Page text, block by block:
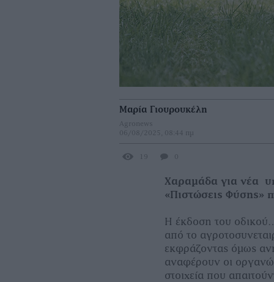
Μαρία Γιουρουκέλη
Agronews
06/08/2025, 08:44 πμ
19 0
Χαραμάδα για νέα
«Πιστώσεις Φύσης»
Η έκδοση του
από το
εκφράζοντας όµως
αναφέρουν οι
στοιχεία που